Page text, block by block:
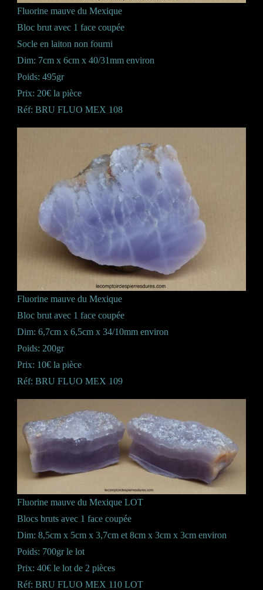
Fluorine mauve du Mexique
Bloc brut avec 1 face coupée
Socle en laiton non fourni
Dim: 7cm x 6cm x 40/31mm environ
Poids: 495gr
Prix: 20€ la pièce
Réf: BRU FLUO MEX 108
Fluorine mauve du Mexique
Bloc brut avec 1 face coupée
Dim: 6,7cm x 6,5cm x 34/10mm environ
Poids: 200gr
Prix: 10€ la pièce
Réf: BRU FLUO MEX 109
Fluorine mauve du Mexique LOT
Blocs bruts avec 1 face coupée
Dim: 8,5cm x 5cm x 3,7cm et 8cm x 3cm x 3cm environ
Poids: 700gr le lot
Prix: 40€ le lot de 2 pièces
Réf: BRU FLUO MEX 110 LOT